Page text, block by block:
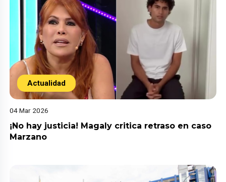
Actualidad
04 Mar 2026
¡No hay justicia! Magaly critica retraso en caso
Marzano